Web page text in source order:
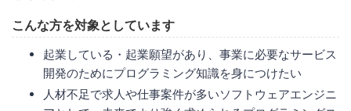
こんな方を対象としています
起業している・起業願望があり、事業に必要なサービス
開発のためにプログラミング知識を身につけたい
人材不足で求人や仕事案件が多いソフトウェアエンジニ